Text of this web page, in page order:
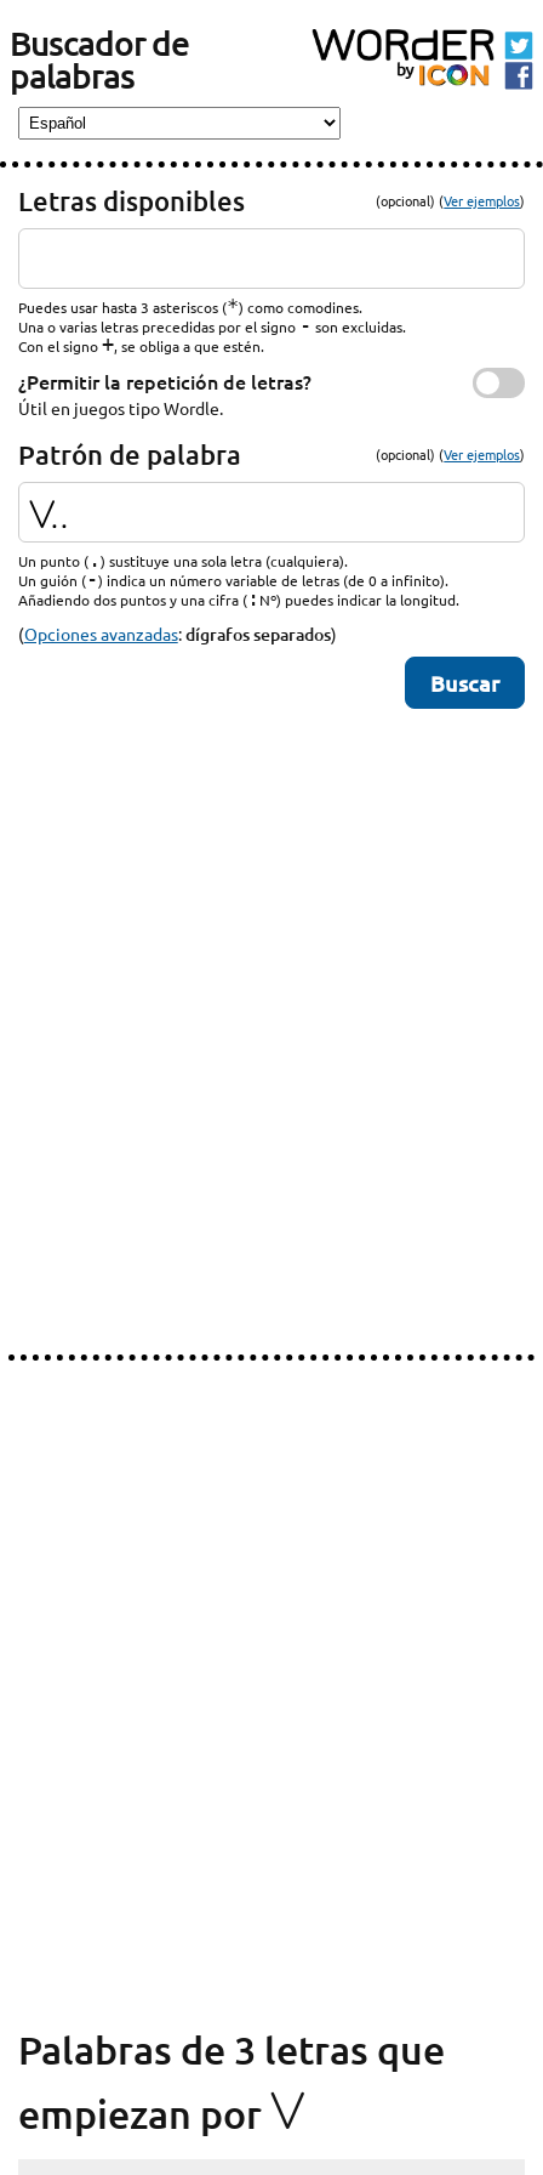
Buscador de
palabras
Letras disponibles (opcional) (Ver ejemplos)
Puedes usar hasta 3 asteriscos (*) como comodines.
Una o varias letras precedidas por el signo - son excluidas.
Con el signo+, se obliga a que estén.
¿Permitir la repetición de letras?
Útil en juegos tipo Wordle.
Patrón de palabra (opcional) (Ver ejemplos)
Un punto (.) sustituye una sola letra (cualquiera).
Un guión (-) indica un número variable de letras (de 0 a infinito).
Añadiendo dos puntos y una cifra (: Nº) puedes indicar la longitud.
(Opciones avanzadas:dígrafos separados)
Palabras de 3 letras que
empiezan porV